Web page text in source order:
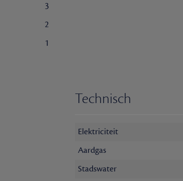
3
2
1
Technisch
Elektriciteit
Aardgas
Stadswater